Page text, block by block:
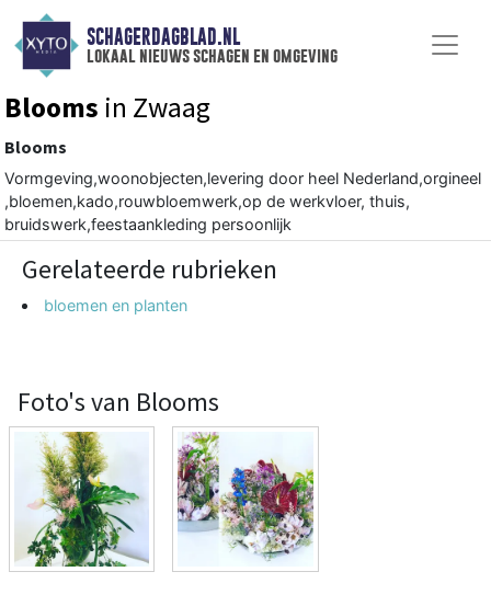
SCHAGERDAGBLAD.NL
lokaal nieuws schagen en omgeving
Blooms in Zwaag
Blooms
Vormgeving,woonobjecten,levering door heel Nederland,orgineel
,bloemen,kado,rouwbloemwerk,op de werkvloer, thuis,
bruidswerk,feestaankleding persoonlijk
Gerelateerde rubrieken
bloemen en planten
Foto's van Blooms